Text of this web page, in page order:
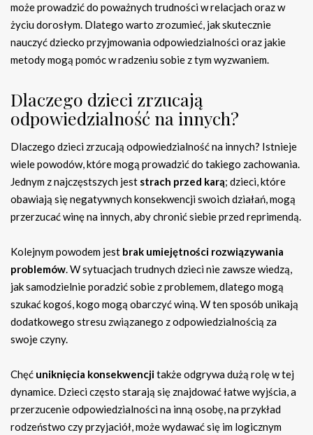
może prowadzić do poważnych trudności w relacjach oraz w
życiu dorosłym. Dlatego warto zrozumieć, jak skutecznie
nauczyć dziecko przyjmowania odpowiedzialności oraz jakie
metody mogą pomóc w radzeniu sobie z tym wyzwaniem.
Dlaczego dzieci zrzucają
odpowiedzialność na innych?
Dlaczego dzieci zrzucają odpowiedzialność na innych? Istnieje
wiele powodów, które mogą prowadzić do takiego zachowania.
Jednym z najczęstszych jest strach przed karą; dzieci, które
obawiają się negatywnych konsekwencji swoich działań, mogą
przerzucać winę na innych, aby chronić siebie przed reprimendą.
Kolejnym powodem jest brak umiejętności rozwiązywania
problemów. W sytuacjach trudnych dzieci nie zawsze wiedzą,
jak samodzielnie poradzić sobie z problemem, dlatego mogą
szukać kogoś, kogo mogą obarczyć winą. W ten sposób unikają
dodatkowego stresu związanego z odpowiedzialnością za
swoje czyny.
Chęć uniknięcia konsekwencjitakże odgrywa dużą rolę w tej
dynamice. Dzieci często starają się znajdować łatwe wyjścia, a
przerzucenie odpowiedzialności na inną osobę, na przykład
rodzeństwo czy przyjaciół, może wydawać się im logicznym